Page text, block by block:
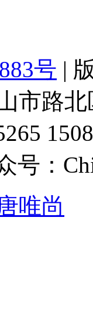
号 |
市路
号：
唯尚